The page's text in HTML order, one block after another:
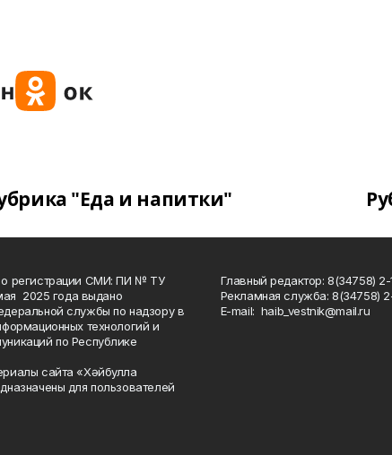
"Еда и напитки"
о регистрации СМИ: ПИ № ТУ
2025 года выдано
службы по надзору в
технологий и
по Республике
сайта «Хәйбулла
для пользователей
Главный редактор: 8(34758)
Рекламная служба: 8(34758)
Е-mаil: haib_vestnik@mail.ru